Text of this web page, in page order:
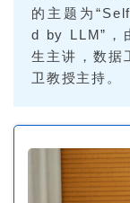
的主题为
d by LLM”，
生主讲，数据
卫教授主持。